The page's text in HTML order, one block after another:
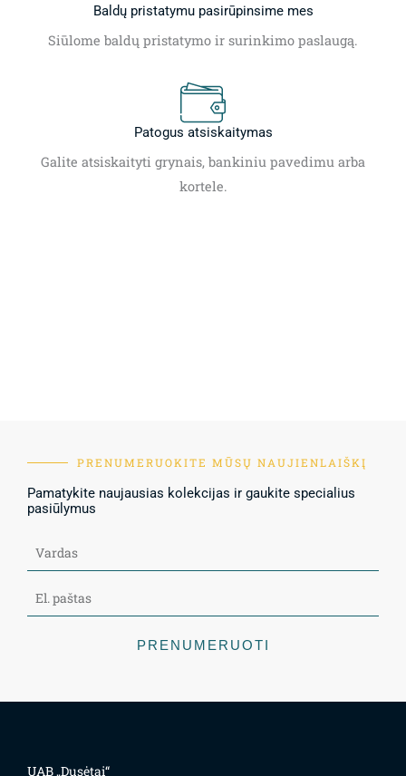
Baldų pristatymu pasirūpinsime mes
Siūlome baldų pristatymo ir surinkimo paslaugą.
Patogus atsiskaitymas
Galite atsiskaityti grynais, bankiniu pavedimu arba
kortele.
PRENUMERUOKITE MŪSŲ NAUJIENLAIŠKĮ
Pamatykite naujausias kolekcijas ir gaukite specialius
pasiūlymus
PRENUMERUOTI
UAB „Dusėtai“